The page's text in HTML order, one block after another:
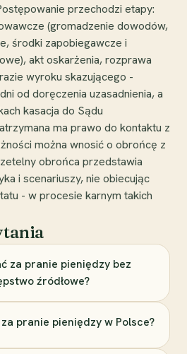
przechodzi etapy:
(gromadzenie dowodów,
środki zapobiegawcze i
akt oskarżenia, rozprawa
wyroku skazującego -
od doręczenia uzasadnienia, a
kasacja do Sądu
ma prawo do kontaktu z
można wnosić o obrońcę z
obrońca przedstawia
i scenariuszy, nie obiecując
- w procesie karnym takich
za pranie pieniędzy bez
źródłowe?
pranie pieniędzy w Polsce?